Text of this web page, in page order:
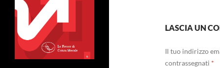
LASCIA UN
Il tuo indirizzo
contrassegnati *